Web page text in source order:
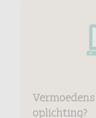
oplichting?